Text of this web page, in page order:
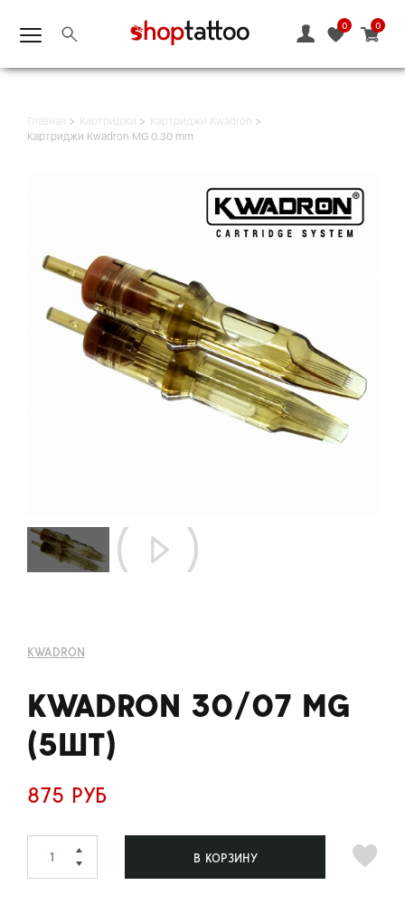
0
0
Главная Картриджи
Картриджи Kwadron
Картриджи Kwadron MG 0.30 mm
KWADRON
KWADRON 30/07 MG
(5ШТ)
875 РУБ
В КОРЗИНУ